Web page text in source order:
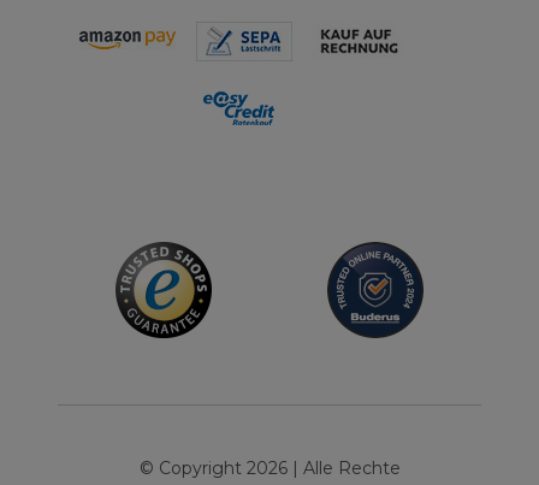
© Copyright 2026 | Alle Rechte